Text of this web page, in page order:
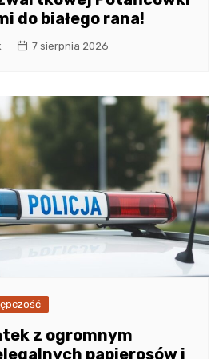
do białego rana!
7 sierpnia 2026
z ogromnym
papierosów i